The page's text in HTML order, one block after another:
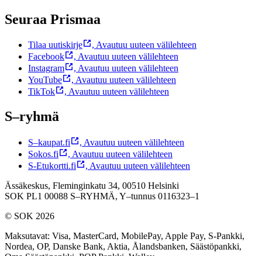
Seuraa Prismaa
Tilaa uutiskirje , Avautuu uuteen välilehteen
Facebook
, Avautuu uuteen välilehteen
Instagram
, Avautuu uuteen välilehteen
YouTube
, Avautuu uuteen välilehteen
TikTok
, Avautuu uuteen välilehteen
S–ryhmä
S–kaupat.fi , Avautuu uuteen välilehteen
Sokos.fi
, Avautuu uuteen välilehteen
S-Etukortti.fi
, Avautuu uuteen välilehteen
Ässäkeskus, Fleminginkatu 34, 00510 Helsinki
SOK PL1 00088 S–RYHMÄ, Y–tunnus 0116323–1
© SOK 2026
Maksutavat: Visa, MasterCard, MobilePay, Apple Pay, S-Pankki,
Nordea, OP, Danske Bank, Aktia, Ålandsbanken, Säästöpankki,